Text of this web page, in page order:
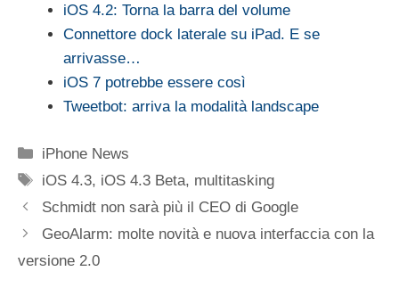
iOS 4.2: Torna la barra del volume
Connettore dock laterale su iPad. E se
arrivasse…
iOS 7 potrebbe essere così
Tweetbot: arriva la modalità landscape
Categorie
iPhone News
Tag
iOS 4.3, iOS 4.3 Beta, multitasking
Schmidt non sarà più il CEO di Google
GeoAlarm: molte novità e nuova interfaccia con la
versione 2.0